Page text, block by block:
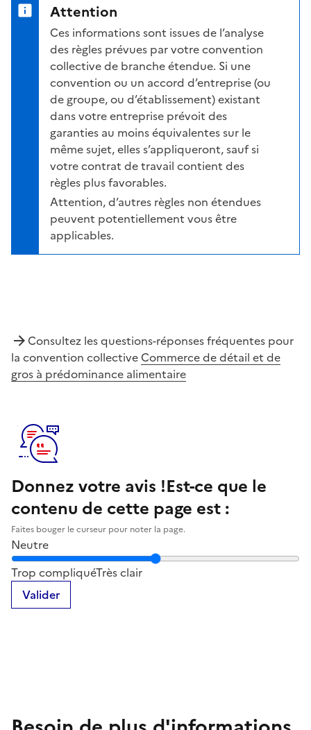
Attention
Ces informations sont issues de l’analyse
des règles prévues par votre convention
collective de branche étendue. Si une
convention ou un accord d’entreprise (ou
de groupe, ou d’établissement) existant
dans votre entreprise prévoit des
garanties au moins équivalentes sur le
même sujet, elles s’appliqueront, sauf si
votre contrat de travail contient des
règles plus favorables.
Attention, d’autres règles non étendues
peuvent potentiellement vous être
applicables.
Consultez les questions-réponses fréquentes pour
la convention collective Commerce de détail et de
gros à prédominance alimentaire
Donnez votre avis !Est-ce que le
contenu de cette page est :
Faites bouger le curseur pour noter la page.
Neutre
Notez la clarté du contenu de cette page
Trop compliquéTrès clair
Valider